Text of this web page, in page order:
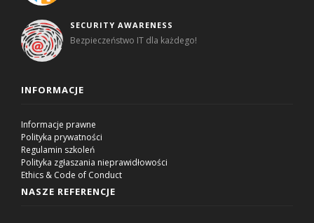
SECURITY AWARENESS
Bezpieczeństwo IT dla każdego!
INFORMACJE
Informacje prawne
Polityka prywatności
Regulamin szkoleń
Polityka zgłaszania nieprawidłowości
Ethics & Code of Conduct
NASZE REFERENCJE